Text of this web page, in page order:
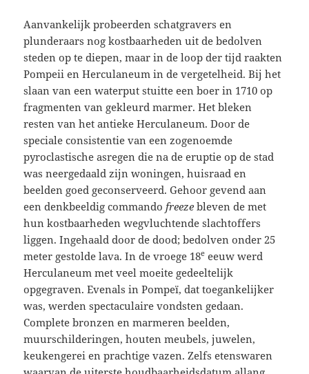
Aanvankelijk probeerden schatgravers en
plunderaars nog kostbaarheden uit de bedolven
steden op te diepen, maar in de loop der tijd raakten
Pompeii en Herculaneum in de vergetelheid. Bij het
slaan van een waterput stuitte een boer in 1710 op
fragmenten van gekleurd marmer. Het bleken
resten van het antieke Herculaneum. Door de
speciale consistentie van een zogenoemde
pyroclastische asregen die na de eruptie op de stad
was neergedaald zijn woningen, huisraad en
beelden goed geconserveerd. Gehoor gevend aan
een denkbeeldig commandofreeze bleven de met
hun kostbaarheden wegvluchtende slachtoffers
liggen. Ingehaald door de dood; bedolven onder 25
meter gestolde lava. In de vroege 18e eeuw werd
Herculaneum met veel moeite gedeeltelijk
opgegraven. Evenals in Pompeï, dat toegankelijker
was, werden spectaculaire vondsten gedaan.
Complete bronzen en marmeren beelden,
muurschilderingen, houten meubels, juwelen,
keukengerei en prachtige vazen. Zelfs etenswaren